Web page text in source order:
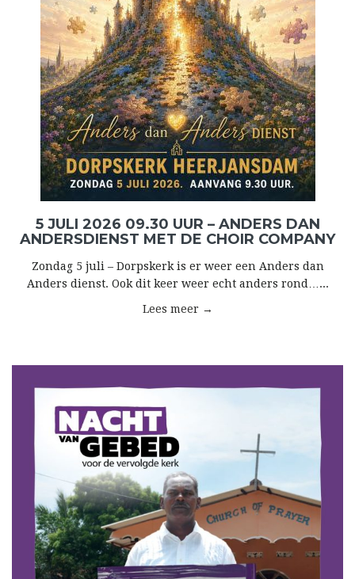
5 JULI 2026 09.30 UUR – ANDERS DAN
ANDERSDIENST MET DE CHOIR COMPANY
Zondag 5 juli – Dorpskerk is er weer een Anders dan
Anders dienst. Ook dit keer weer echt anders rond…...
Lees meer →